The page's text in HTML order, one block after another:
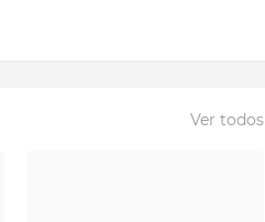
Ver todos